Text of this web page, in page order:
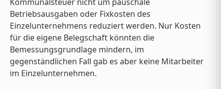
Betriebsausgaben oder Fixkosten des
Einzelunternehmens reduziert werden. Nur Kosten
für die eigene Belegschaft könnten die
Bemessungsgrundlage mindern, im
gegenständlichen Fall gab es aber keine Mitarbeiter
im Einzelunternehmen.